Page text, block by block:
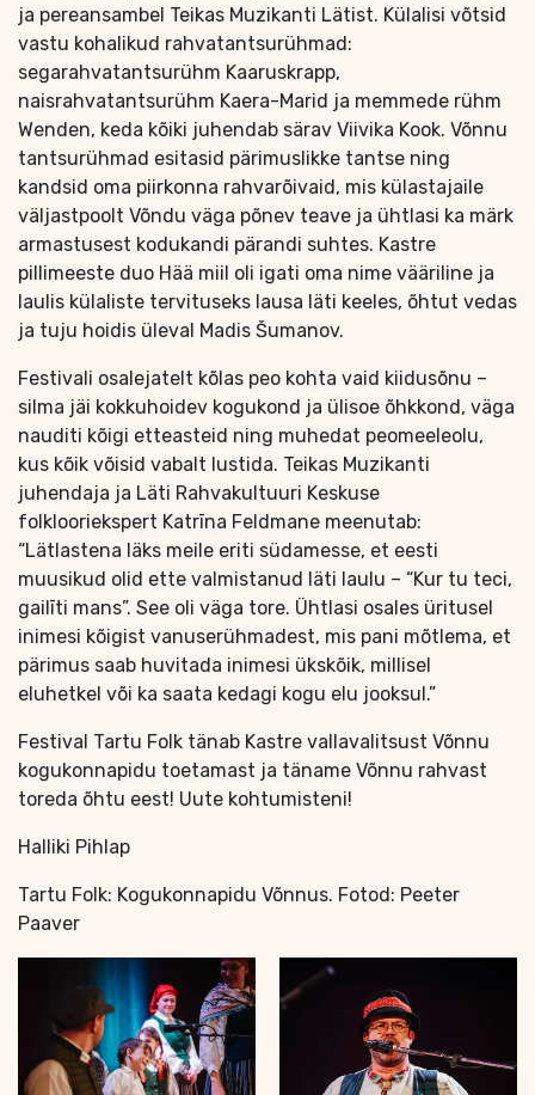
ja pereansambel Teikas Muzikanti Lätist. Külalisi võtsid
vastu kohalikud rahvatantsurühmad:
segarahvatantsurühm Kaaruskrapp,
naisrahvatantsurühm Kaera-Marid ja memmede rühm
Wenden, keda kõiki juhendab särav Viivika Kook. Võnnu
tantsurühmad esitasid pärimuslikke tantse ning
kandsid oma piirkonna rahvarõivaid, mis külastajaile
väljastpoolt Võndu väga põnev teave ja ühtlasi ka märk
armastusest kodukandi pärandi suhtes. Kastre
pillimeeste duo Hää miil oli igati oma nime vääriline ja
laulis külaliste tervituseks lausa läti keeles, õhtut vedas
ja tuju hoidis üleval Madis Šumanov.
Festivali osalejatelt kõlas peo kohta vaid kiidusõnu –
silma jäi kokkuhoidev kogukond ja ülisoe õhkkond, väga
nauditi kõigi etteasteid ning muhedat peomeeleolu,
kus kõik võisid vabalt lustida. Teikas Muzikanti
juhendaja ja Läti Rahvakultuuri Keskuse
folklooriekspert Katrīna Feldmane meenutab:
“Lätlastena läks meile eriti südamesse, et eesti
muusikud olid ette valmistanud läti laulu – “Kur tu teci,
gailīti mans”. See oli väga tore. Ühtlasi osales üritusel
inimesi kõigist vanuserühmadest, mis pani mõtlema, et
pärimus saab huvitada inimesi ükskõik, millisel
eluhetkel või ka saata kedagi kogu elu jooksul.”
Festival Tartu Folk tänab Kastre vallavalitsust Võnnu
kogukonnapidu toetamast ja täname Võnnu rahvast
toreda õhtu eest! Uute kohtumisteni!
Halliki Pihlap
Tartu Folk: Kogukonnapidu Võnnus. Fotod: Peeter
Paaver